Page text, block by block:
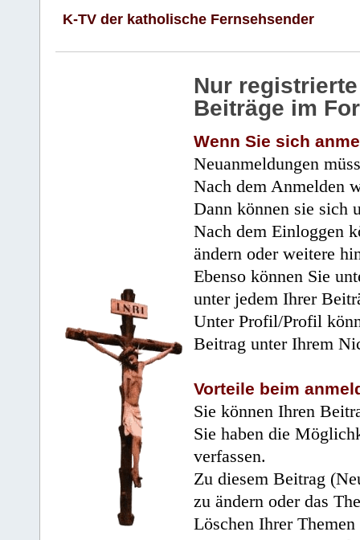
K-TV der katholische Fernsehsender
Nur
Beiträge im
Wenn Sie sich
Neuanmeldungen
Nach dem Anmelden
Dann können sie sich
Nach dem Einloggen
ändern oder weitere
Ebenso können Sie
unter jedem Ihrer
Unter Profil/Profil
Beitrag unter Ihrem
Vorteile beim
Sie können Ihren
Sie haben die
verfassen.
Zu diesem Beitrag
zu ändern oder das
Löschen Ihrer